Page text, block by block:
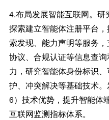
4.布局发展智能互联网。研
探索建立智能体注册平台
索发现、能力声明等服务
协议、合规认证等信息查
力，研究智能体身份标识
护、冲突解决等基础技术
6）技术优势，提升智能体
互联网监测指标体系。